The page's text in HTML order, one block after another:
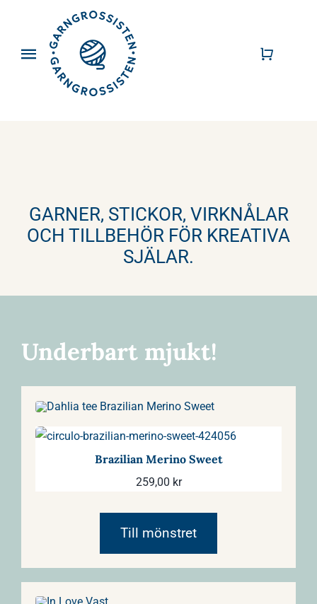
innehållet
Toggle
Navigation
Mönster
DIY
GARNER, STICKOR, VIRKNÅLAR
OCH TILLBEHÖR FÖR KREATIVA
SJÄLAR.
Underbart mjukt!
Brazilian Merino Sweet
259,00 kr
Till mönstret